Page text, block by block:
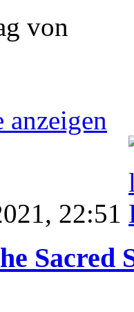
von
anzeigen
22:51
Sacred